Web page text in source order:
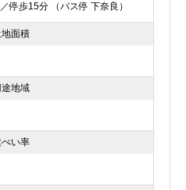
歩15分 （バス停 下奈良）
面積
途地域
い率